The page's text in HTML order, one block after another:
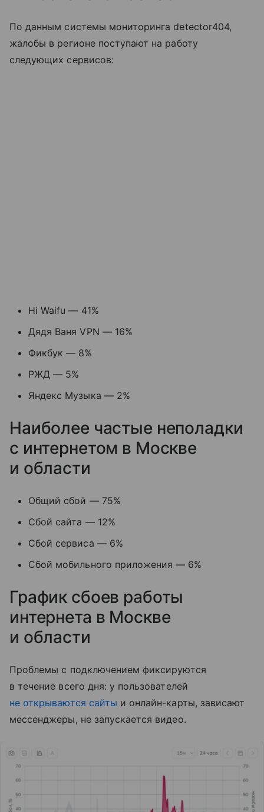
По данным системы мониторинга detector404,
жалобы в регионе поступают на работу
следующих сервисов:
Hi Waifu — 41%
Дядя Ваня VPN — 16%
Фикбук — 8%
РЖД — 5%
Яндекс Музыка — 2%
Наиболее частые неполадки
с интернетом в Москве
и области
Общий сбой — 75%
Сбой сайта — 12%
Сбой сервиса — 6%
Сбой мобильного приложения — 6%
График сбоев работы
интернета в Москве
и области
Проблемы с подключением фиксируются
в течение всего дня: у пользователей
не открываются сайты и онлайн-карты, зависают
мессенджеры, не запускается видео.